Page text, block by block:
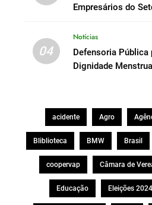
Empresários do
04
Notícias
Defensoria Pública
Dignidade
acidente Agro
Bliblioteca BMW Brasil
coopervap Câmara de
Educação Eleições 2024